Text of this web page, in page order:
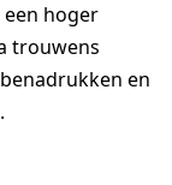
hoger
trouwens
en